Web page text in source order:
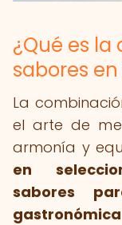
¿Qué es
sabores
La
el arte de
armonía y
en
sabores